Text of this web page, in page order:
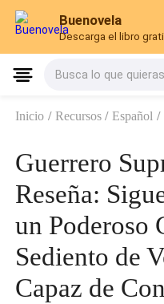
Buenovela
Descarga el libro
Busca lo que quieras
Inicio / Recursos / Español /
Guerrero
Reseña:
un Poderoso
Sediento de
Capaz de